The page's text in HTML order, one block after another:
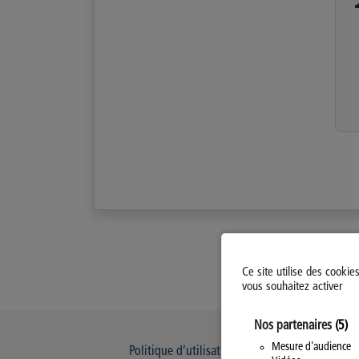
Ce site utilise des
vous souhaitez activer
Nos partenaires (5)
Mesure d'audience
Politique d’utilisation des Cookies